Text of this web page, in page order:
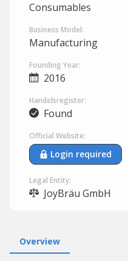
Consumables
Business Model:
Manufacturing
Founding Year:
2016
Handelsregister:
Found
Official Website:
Login required
Legal Entity:
JoyBräu GmbH
Overview